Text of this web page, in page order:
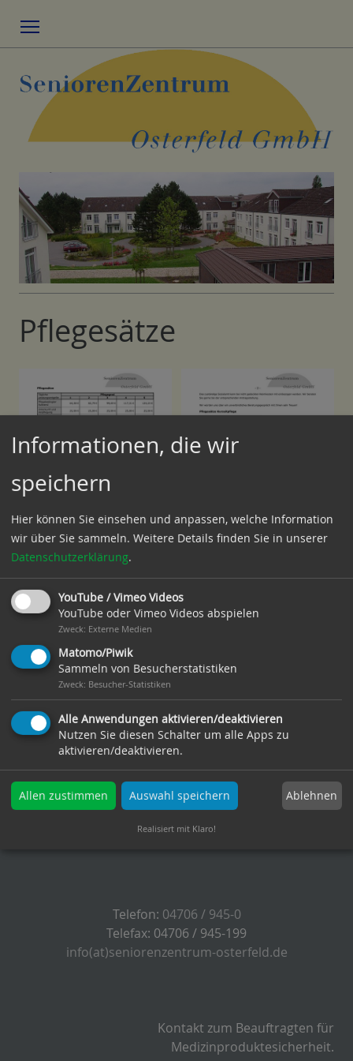
Pflegesätze
SeniorenZentrum Osterfeld GmbH
Heinrich-Mahler-Straße 1+3
27619 Schiffdorf
Telefon: 04706 / 945-0
Telefax: 04706 / 945-199
info(at)seniorenzentrum-osterfeld.de
Kontakt zum Beauftragten für
Medizinproduktesicherheit.
Informationen, die wir
speichern
Hier können Sie einsehen und anpassen, welche Information
wir über Sie sammeln. Weitere Details finden Sie in unserer
Datenschutzerklärung.
YouTube / Vimeo Videos
YouTube oder Vimeo Videos abspielen
Zweck: Externe Medien
Matomo/Piwik
Sammeln von Besucherstatistiken
Zweck: Besucher-Statistiken
Alle Anwendungen aktivieren/deaktivieren
Nutzen Sie diesen Schalter um alle Apps zu
aktivieren/deaktivieren.
Allen zustimmen Auswahl speichern Ablehnen
Realisiert mit Klaro!